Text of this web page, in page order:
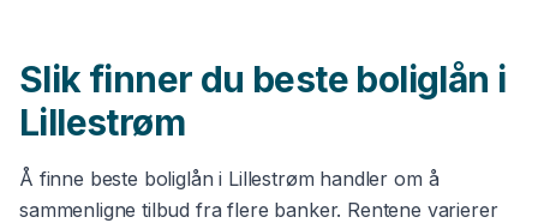
Slik finner du beste boliglån i
Lillestrøm
Å finne beste boliglån i Lillestrøm handler om å
sammenligne tilbud fra flere banker. Rentene varierer